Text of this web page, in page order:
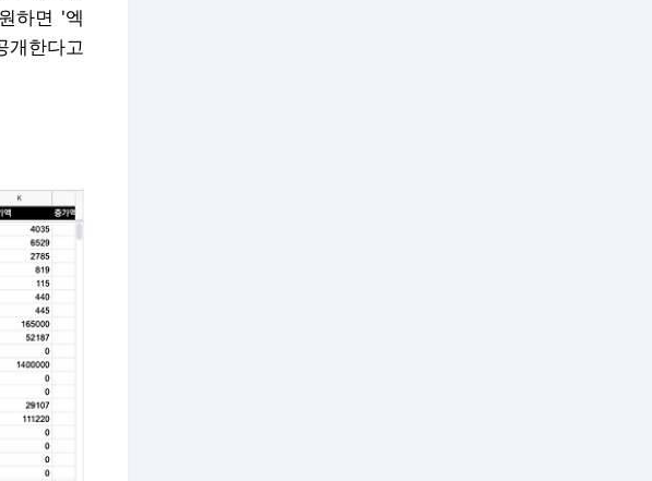
하면 '엑
개한다고